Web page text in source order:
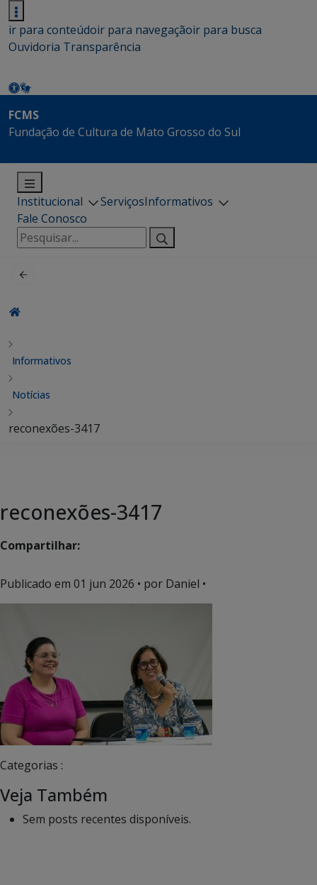
ir para conteúdoir para navegaçãoir para busca
Ouvidoria Transparência
FCMS
Fundação de Cultura de Mato Grosso do Sul
Institucional ServiçosInformativos
Fale Conosco
Pesquisar
por:
Informativos
Notícias
reconexões-3417
reconexões-3417
Compartilhar:
Publicado em 01 jun 2026 • por Daniel •
Categorias :
Veja Também
Sem posts recentes disponíveis.